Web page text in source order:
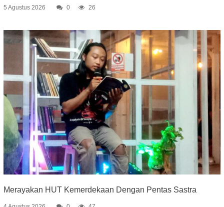
5 Agustus 2026 0 26
Merayakan HUT Kemerdekaan Dengan Pentas Sastra